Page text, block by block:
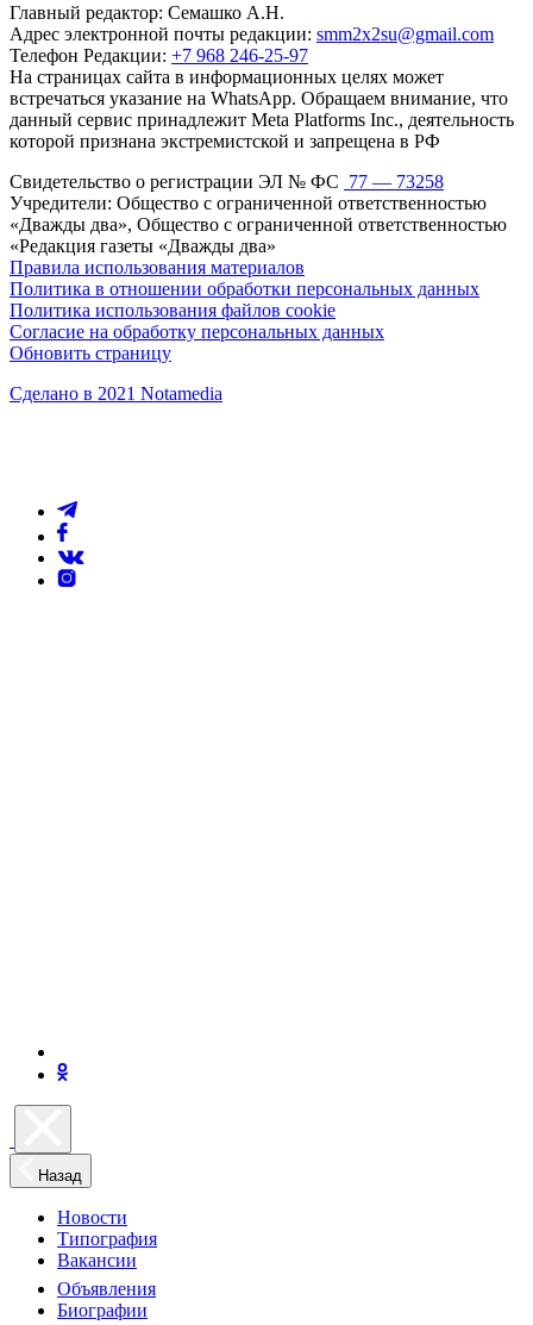
Главный редактор: Семашко А.Н.
Адрес электронной почты редакции: smm2x2su@gmail.com
Телефон Редакции: +7 968 246-25-97
На страницах сайта в информационных целях может
встречаться указание на WhatsApp. Обращаем внимание, что
данный сервис принадлежит Meta Platforms Inc., деятельность
которой признана экстремистской и запрещена в РФ
Свидетельство о регистрации ЭЛ № ФС 77 — 73258
Учредители: Общество с ограниченной ответственностью
«Дважды два», Общество с ограниченной ответственностью
«Редакция газеты «Дважды два»
Правила использования материалов
Политика в отношении обработки персональных данных
Политика использования файлов cookie
Согласие на обработку персональных данных
Обновить страницу
Сделано в 2021 Notamedia
Назад
Новости
Типография
Вакансии
Объявления
Биографии